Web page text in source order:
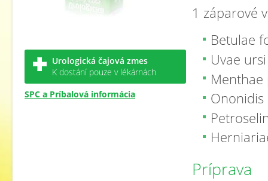
1 záparové
Betulae
Uvae
Príprava
Urologická čajová zmes
K dostání pouze v lékárnách
SPC a Príbalová informácia